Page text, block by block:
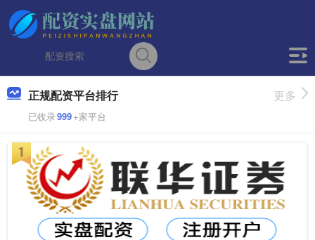
正规配资平台排行
已收录999+家平台
更多